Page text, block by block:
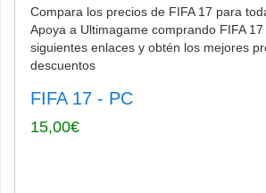
Compara los precios de FIFA 17 para
Apoya a Ultimagame comprando FIFA
siguientes enlaces y obtén los mejores
descuentos
FIFA 17 - PC
15,00€